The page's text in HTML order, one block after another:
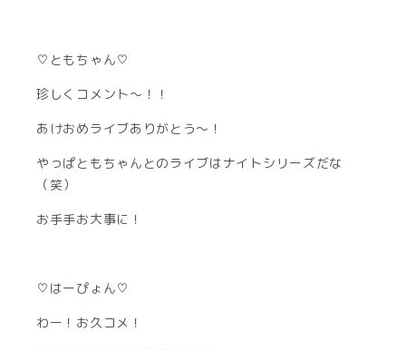
♡ともちゃん♡
珍しくコメント〜！！
あけおめライブありがとう〜！
やっぱともちゃんとのライブはナイトシリーズだな
（笑）
お手手お大事に！
♡はーぴょん♡
わー！お久コメ！